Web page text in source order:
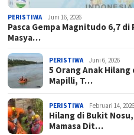
PERISTIWA Juni 16, 2026
Pasca Gempa Magnitudo 6,7 di
Masya…
PERISTIWA Juni 6, 2026
5 Orang Anak Hilang
Mapilli, T…
PERISTIWA Februari 14, 2026
Hilang di Bukit
Mamasa Dit…